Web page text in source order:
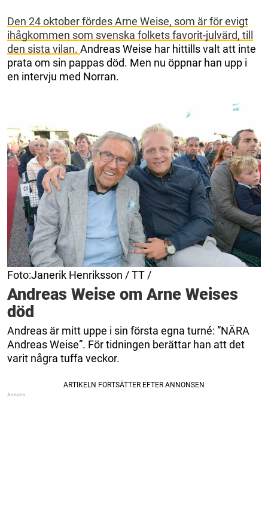
Den 24 oktober fördes Arne Weise, som är för evigt
ihågkommen som svenska folkets favorit-julvärd, till
den sista vilan. Andreas Weise har hittills valt att inte
prata om sin pappas död. Men nu öppnar han upp i
en intervju med Norran.
Foto:Janerik Henriksson / TT /
Andreas Weise om Arne Weises
död
Andreas är mitt uppe i sin första egna turné: ”NÄRA
Andreas Weise”. För tidningen berättar han att det
varit några tuffa veckor.